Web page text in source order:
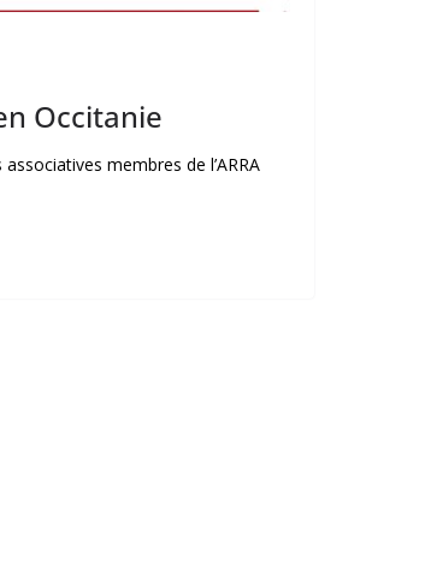
Occitanie
membres de l’ARRA